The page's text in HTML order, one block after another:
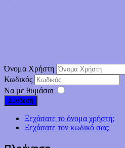
Όνομα Χρήστη
Κωδικός
Να με θυμάσαι
Σύνδεση
Ξεχάσατε το όνομα χρήστη;
Ξεχάσατε τον κωδικό σας;